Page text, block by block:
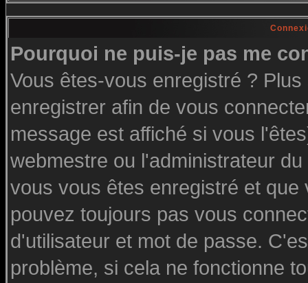
Pourquoi ne puis-je pas me
Vous êtes-vous enregistré ?
enregistrer afin de vous
message est affiché si vous
webmestre ou l'administrateur
vous vous êtes enregistré et
pouvez toujours pas vous
d'utilisateur et mot de passe.
problème, si cela ne fonctionne